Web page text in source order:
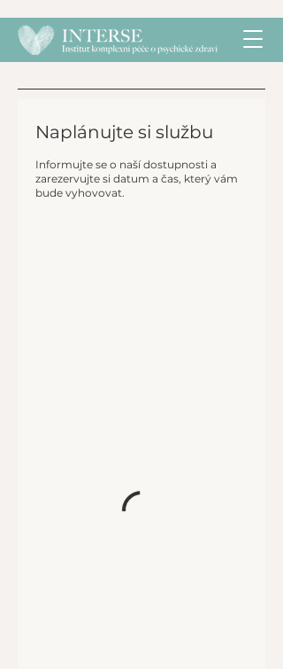
Naplánujte si službu
Informujte se o naší dostupnosti a
zarezervujte si datum a čas, který vám
bude vyhovovat.